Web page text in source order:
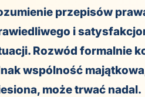
przepisów
i
Rozwód formalnie
wspólność
może trwać nadal.